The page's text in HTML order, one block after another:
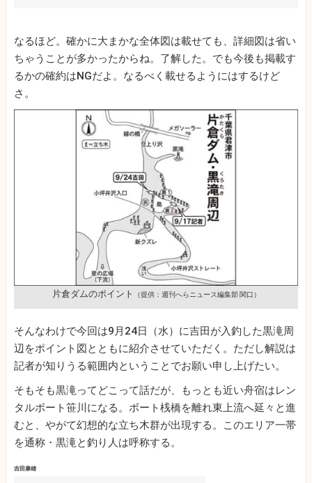
なるほど。確かに大まかな全体図は載せても、詳細図は省い
ちゃうことが多かったからね。了解した。でも今後も掲載す
るかの確約はNGだよ。なるべく載せるようにはするけど
さ。
片倉ダムのポイント （提供：週刊へらニュース編集部 関口）
そんなわけで今回は9月24日（水）に吉田が入釣した黒滝周
辺をポイント図とともに紹介させていただく。ただし解説は
記者が知りうる範囲内ということでお願い申し上げたい。
そもそも黒滝ってどこって話だが、もっとも近い舟宿はレン
タルボート笹川になる。ボート桟橋を離れ東上流へ延々と進
むと、やがて幻想的な立ち木群が出現する。このエリア一帯
を通称・黒滝と釣り人は呼称する。
吉田康雄